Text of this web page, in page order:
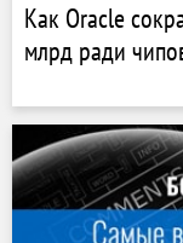
Как Oracle
млрд ради